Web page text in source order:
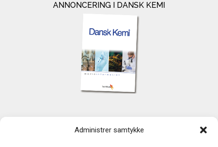
Administrer samtykke
ANNONCERING I DANSK KEMI
TechMedia A/S